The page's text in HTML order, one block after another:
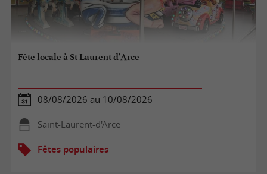
Fête locale à St Laurent d'Arce
08/08/2026 au 10/08/2026
Saint-Laurent-d'Arce
Fêtes populaires